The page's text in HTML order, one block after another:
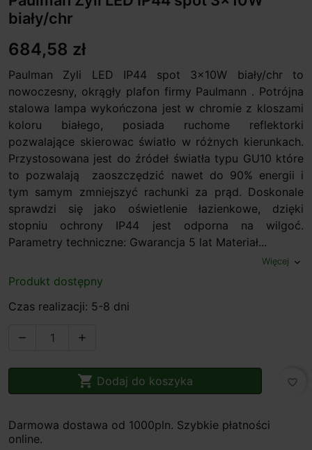
biały/chr
684,58 zł
Paulman Zyli LED IP44 spot 3x10W biały/chr to
nowoczesny, okrągły plafon firmy Paulmann . Potrójna
stalowa lampa wykończona jest w chromie z kloszami
koloru białego, posiada ruchome reflektorki
pozwalające skierowac światło w różnych kierunkach.
Przystosowana jest do źródeł światła typu GU10 które
to pozwalają zaoszczędzić nawet do 90% energii i
tym samym zmniejszyć rachunki za prąd. Doskonale
sprawdzi się jako oświetlenie łazienkowe, dzięki
stopniu ochrony IP44 jest odporna na wilgoć.
Parametry techniczne: Gwarancja 5 lat Materiał...
Więcej expand_more
Produkt dostępny
Czas realizacji: 5-8 dni
 
 Dodaj do koszyka favorite_border
Darmowa dostawa od 1000pln. Szybkie płatności
online.